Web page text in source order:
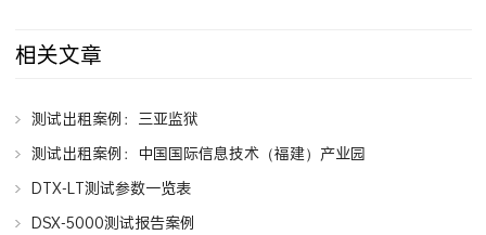
相关文章
测试出租案例：三亚监狱
测试出租案例：中国国际信息技术（福建）产业园
DTX-LT测试参数一览表
DSX-5000测试报告案例